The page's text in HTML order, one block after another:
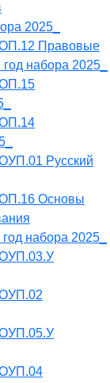
2025_
Правовые
набора 2025_
Русский
Основы
набора 2025_